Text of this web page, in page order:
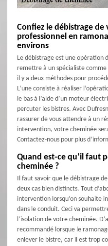
Confiez le débistrage
professionnel en
environs
Le débistrage est une opération
remettre à un spécialiste
il y a deux méthodes pour
L’une consiste à réaliser
le bas à l’aide d’un moteur
percuter les bistres. Avec
rassurer de vous attendre à un
intervention, votre cheminée
Contactez-nous pour plus
Quand est-ce qu’il faut
cheminée ?
Il faut savoir que le débistrage
deux cas bien distincts. Tout
intervention lorsqu’on souhaite
dans le conduit. Ceci va
l’isolation de votre cheminée.
recommandé lorsque le
enlever le bistre, car il est trop